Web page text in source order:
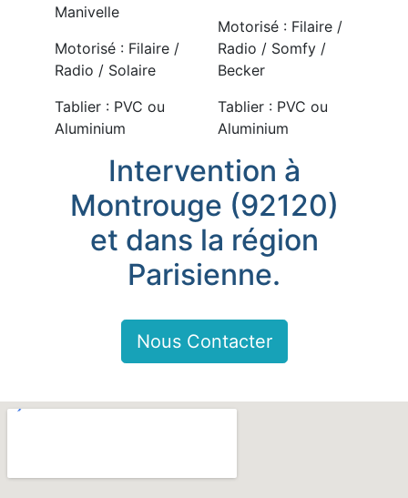
Manivelle
Motorisé : Filaire /
Radio / Solaire
Tablier : PVC ou
Aluminium
Motorisé : Filaire /
Radio / Somfy /
Becker
Tablier : PVC ou
Aluminium
Intervention à
Montrouge (92120)
et dans la région
Parisienne.
Nous Contacter